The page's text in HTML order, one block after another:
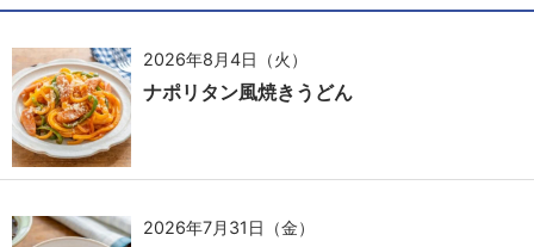
2026年8月4日（火）
ナポリタン風焼きうどん
2026年7月31日（金）